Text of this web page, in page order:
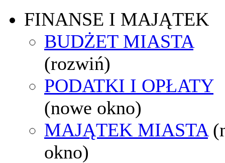
FINANSE I MAJĄTEK
BUDŻET MIASTA
(rozwiń)
PODATKI I OPŁATY
(nowe okno)
MAJĄTEK MIASTA
okno)